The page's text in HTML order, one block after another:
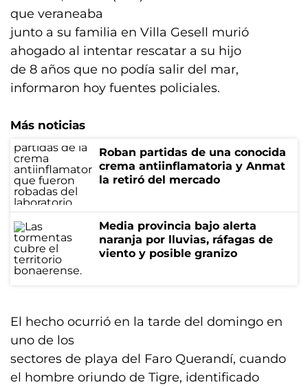
que veraneaba
junto a su familia en Villa Gesell murió
ahogado al intentar rescatar a su hijo
de 8 años que no podía salir del mar,
informaron hoy fuentes policiales.
Más noticias
Roban partidas de una conocida
crema antiinflamatoria y Anmat
la retiró del mercado
Media provincia bajo alerta
naranja por lluvias, ráfagas de
viento y posible granizo
El hecho ocurrió en la tarde del domingo en
uno de los
sectores de playa del Faro Querandí, cuando
el hombre oriundo de Tigre, identificado